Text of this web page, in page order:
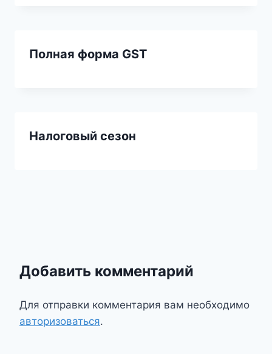
Полная форма GST
Налоговый сезон
Добавить комментарий
Для отправки комментария вам необходимо
авторизоваться.